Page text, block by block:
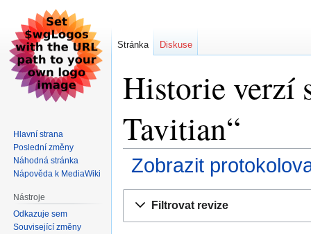
Historie verzí
Tavitian“
Zobrazit
Filtrovat revize
Stránka Diskuse
Hlavní strana
Poslední změny
Náhodná stránka
Nápověda k MediaWiki
Nástroje
Odkazuje sem
Související změny